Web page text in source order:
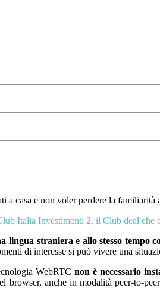
a casa e non voler perdere la
Italia Investimenti 2, il Club deal che
lingua straniera e allo stesso tempo
di interesse si può vivere una
WebRTCnon è necessario
anche in modalità peer-to-